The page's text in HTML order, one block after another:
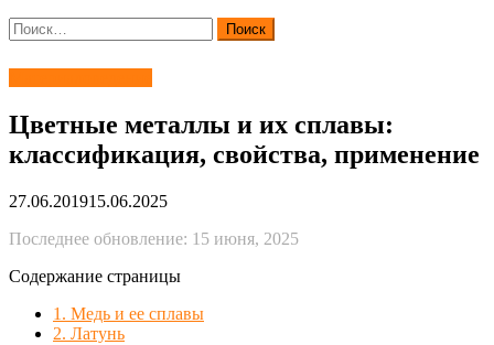
Найти:
Цветные металлы и их сплавы:
классификация, свойства, применение
27.06.201915.06.2025
Последнее обновление: 15 июня, 2025
Содержание страницы
1. Медь и ее сплавы
2. Латунь